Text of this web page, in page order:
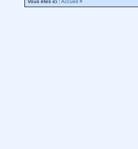
Vous êtes ici : Accueil >